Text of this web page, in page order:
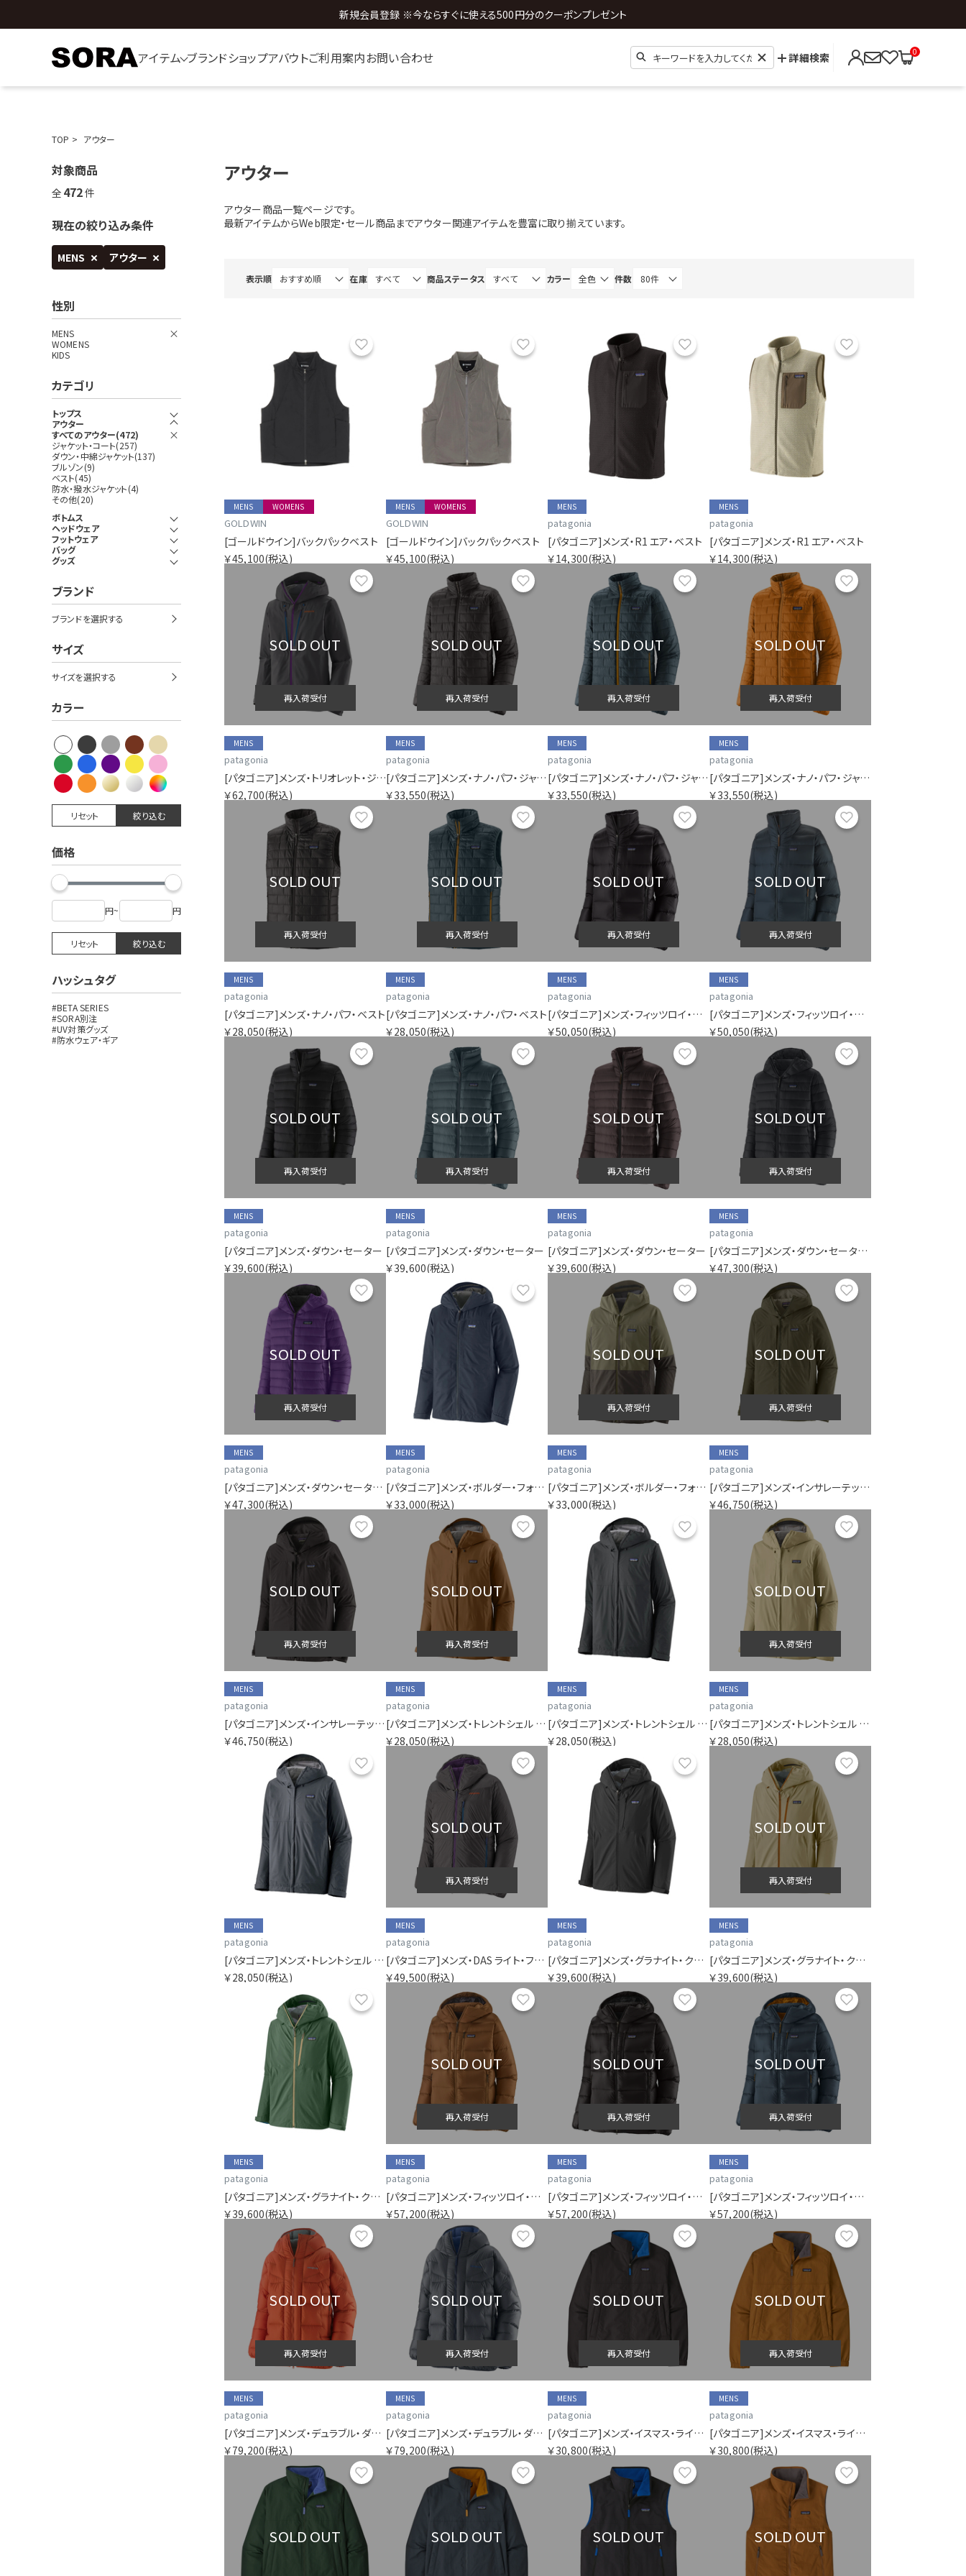
全国送料0円 ※3,980円以上のご購入時
アイテム ブランドショップアバウトご利用案内お問い合わせ 詳細検索 0
TOP アウター
対象商品
全 472件
現在の絞り込み条件
MENS アウター
性別
MENS
WOMENS
KIDS
カテゴリ
トップス
アウター
すべてのアウター(472)
ジャケット・コート(257)
ダウン・中綿ジャケット(137)
ブルゾン(9)
ベスト(45)
防水・撥水ジャケット(4)
その他(20)
ボトムス
ヘッドウェア
フットウェア
バッグ
グッズ
ブランド
ブランドを選択する
サイズ
サイズを選択する
カラー
リセット 絞り込む
価格
円~ 円
リセット 絞り込む
ハッシュタグ
#BETA SERIES
#SORA別注
#UV対策グッズ
#防水ウェア・ギア
アウター
アウター商品一覧ページです。
最新アイテムからWeb限定・セール商品までアウター関連アイテムを豊富に取り揃えています。
表示順 在庫 商品ステータス カラー 件数
MENS WOMENS
GOLDWIN
[ゴールドウイン]バックパックベスト
￥45,100(税込)
MENS WOMENS
GOLDWIN
[ゴールドウイン]バックパックベスト
￥45,100(税込)
MENS
patagonia
[パタゴニア]メンズ・R1 エア・ベスト
￥14,300(税込)
MENS
patagonia
[パタゴニア]メンズ・R1 エア・ベスト
￥14,300(税込)
SOLD OUT
再入荷受付
MENS
patagonia
[パタゴニア]メンズ・トリオレット・ジャケット
￥62,700(税込)
SOLD OUT
再入荷受付
MENS
patagonia
[パタゴニア]メンズ・ナノ・パフ・ジャケット
￥33,550(税込)
SOLD OUT
再入荷受付
MENS
patagonia
[パタゴニア]メンズ・ナノ・パフ・ジャケット
￥33,550(税込)
SOLD OUT
再入荷受付
MENS
patagonia
[パタゴニア]メンズ・ナノ・パフ・ジャケット
￥33,550(税込)
SOLD OUT
再入荷受付
MENS
patagonia
[パタゴニア]メンズ・ナノ・パフ・ベスト
￥28,050(税込)
SOLD OUT
再入荷受付
MENS
patagonia
[パタゴニア]メンズ・ナノ・パフ・ベスト
￥28,050(税込)
SOLD OUT
再入荷受付
MENS
patagonia
[パタゴニア]メンズ・フィッツロイ・ダウン・ジャケット
￥50,050(税込)
SOLD OUT
再入荷受付
MENS
patagonia
[パタゴニア]メンズ・フィッツロイ・ダウン・ジャケット
￥50,050(税込)
SOLD OUT
再入荷受付
MENS
patagonia
[パタゴニア]メンズ・ダウン・セーター
￥39,600(税込)
SOLD OUT
再入荷受付
MENS
patagonia
[パタゴニア]メンズ・ダウン・セーター
￥39,600(税込)
SOLD OUT
再入荷受付
MENS
patagonia
[パタゴニア]メンズ・ダウン・セーター
￥39,600(税込)
SOLD OUT
再入荷受付
MENS
patagonia
[パタゴニア]メンズ・ダウン・セーター・フーディ
￥47,300(税込)
SOLD OUT
再入荷受付
MENS
patagonia
[パタゴニア]メンズ・ダウン・セーター・フーディ
￥47,300(税込)
MENS
patagonia
[パタゴニア]メンズ・ボルダー・フォーク・レイン・ジャケット
￥33,000(税込)
SOLD OUT
再入荷受付
MENS
patagonia
[パタゴニア]メンズ・ボルダー・フォーク・レイン・ジャケット
￥33,000(税込)
SOLD OUT
再入荷受付
MENS
patagonia
[パタゴニア]メンズ・インサレーテッド・ボルダー・フォーク・レイン・ジャケット
￥46,750(税込)
SOLD OUT
再入荷受付
MENS
patagonia
[パタゴニア]メンズ・インサレーテッド・ボルダー・フォーク・レイン・ジャケット
￥46,750(税込)
SOLD OUT
再入荷受付
MENS
patagonia
[パタゴニア]メンズ・トレントシェル 3L・レイン・ジャケット
￥28,050(税込)
MENS
patagonia
[パタゴニア]メンズ・トレントシェル 3L・レイン・ジャケット
￥28,050(税込)
SOLD OUT
再入荷受付
MENS
patagonia
[パタゴニア]メンズ・トレントシェル 3L・レイン・ジャケット
￥28,050(税込)
MENS
patagonia
[パタゴニア]メンズ・トレントシェル 3L・レイン・ジャケット
￥28,050(税込)
SOLD OUT
再入荷受付
MENS
patagonia
[パタゴニア]メンズ・DAS ライト・フーディ
￥49,500(税込)
MENS
patagonia
[パタゴニア]メンズ・グラナイト・クレスト・レイン・ジャケット
￥39,600(税込)
SOLD OUT
再入荷受付
MENS
patagonia
[パタゴニア]メンズ・グラナイト・クレスト・レイン・ジャケット
￥39,600(税込)
MENS
patagonia
[パタゴニア]メンズ・グラナイト・クレスト・レイン・ジャケット
￥39,600(税込)
SOLD OUT
再入荷受付
MENS
patagonia
[パタゴニア]メンズ・フィッツロイ・ダウン・フーディ
￥57,200(税込)
SOLD OUT
再入荷受付
MENS
patagonia
[パタゴニア]メンズ・フィッツロイ・ダウン・フーディ
￥57,200(税込)
SOLD OUT
再入荷受付
MENS
patagonia
[パタゴニア]メンズ・フィッツロイ・ダウン・フーディ
￥57,200(税込)
SOLD OUT
再入荷受付
MENS
patagonia
[パタゴニア]メンズ・デュラブル・ダウン・パーカ
￥79,200(税込)
SOLD OUT
再入荷受付
MENS
patagonia
[パタゴニア]メンズ・デュラブル・ダウン・パーカ
￥79,200(税込)
SOLD OUT
再入荷受付
MENS
patagonia
[パタゴニア]メンズ・イスマス・ラインド・ジャケット
￥30,800(税込)
SOLD OUT
再入荷受付
MENS
patagonia
[パタゴニア]メンズ・イスマス・ラインド・ジャケット
￥30,800(税込)
SOLD OUT SOLD OUT SOLD OUT SOLD OUT